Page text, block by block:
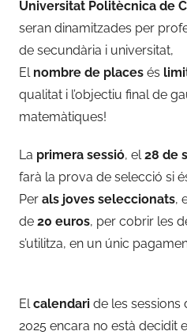
Universitat Politècnica de
seran dinamitzades per
de secundària i universitat,
El nombre de places és
qualitat i l’objectiu final de
matemàtiques!
La primera sessió, el28 de
farà la prova de selecció si
Per als joves seleccionats,
de 20 euros, per cobrir les
s’utilitza, en un únic
Elcalendari de les sessions
2025 encara no està decidit